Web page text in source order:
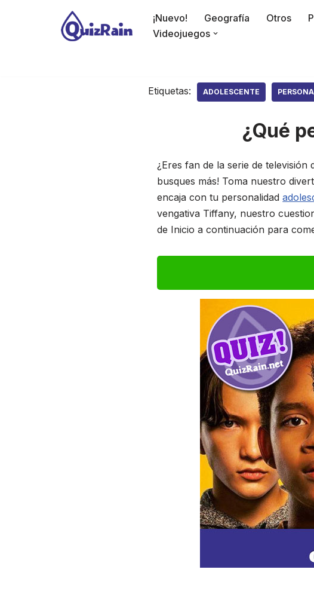
¡Nuevo! Geografía Otros
Videojuegos
Etiquetas: ADOLESCENTE
¿Qué
¿Eres fan de la serie de
busques más! Toma nuestro
encaja con tu personalidad
vengativa Tiffany, nuestro
de Inicio a continuación para